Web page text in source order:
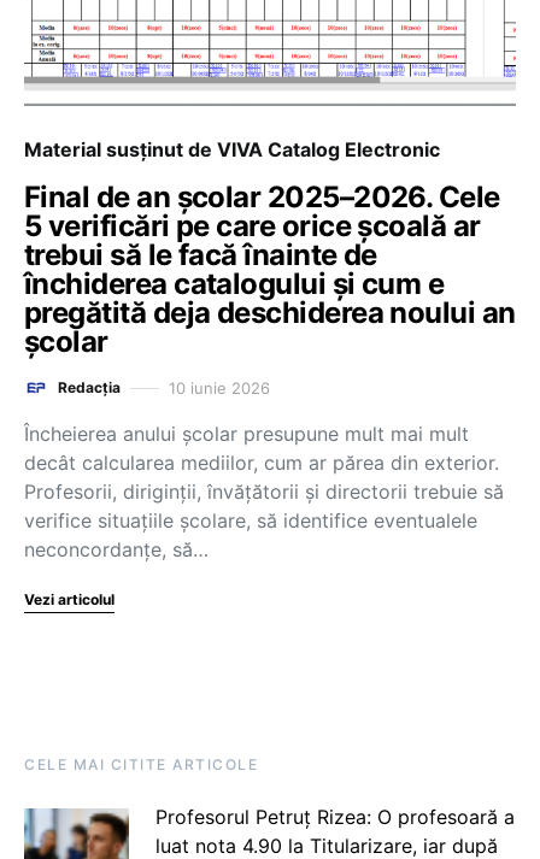
Material susținut de VIVA Catalog Electronic
Final de an școlar 2025–2026. Cele
5 verificări pe care orice școală ar
trebui să le facă înainte de
închiderea catalogului și cum e
pregătită deja deschiderea noului an
școlar
Redacția 10 iunie 2026
Încheierea anului școlar presupune mult mai mult
decât calcularea mediilor, cum ar părea din exterior.
Profesorii, diriginții, învățătorii și directorii trebuie să
verifice situațiile școlare, să identifice eventualele
neconcordanțe, să…
Vezi articolul
CELE MAI CITITE ARTICOLE
Profesorul Petruț Rizea: O profesoară a
luat nota 4.90 la Titularizare, iar după